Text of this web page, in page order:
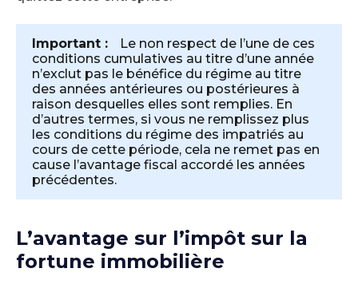
Important :
Le non respect de l’une de ces
conditions cumulatives au titre d’une année
n’exclut pas le bénéfice du régime au titre
des années antérieures ou postérieures à
raison desquelles elles sont remplies. En
d’autres termes, si vous ne remplissez plus
les conditions du régime des impatriés au
cours de cette période, cela ne remet pas en
cause l’avantage fiscal accordé les années
précédentes.
L’avantage sur l’impôt sur la
fortune immobilière